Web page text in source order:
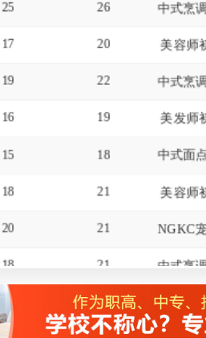
17 20 美容师
19 22
16 19 美发师
15 18
18 21 美容师
20 21
18 21
17 20